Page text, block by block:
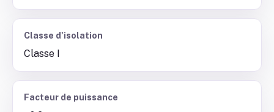
Classe d'isolation
Classe I
Facteur de puissance